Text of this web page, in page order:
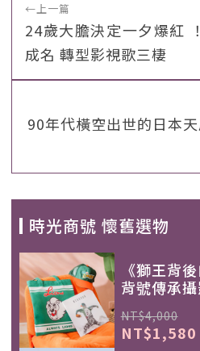
←上一篇
24歲大膽決定一夕爆紅
成名 轉型影視歌三棲
90年代橫空出世的日本
時光商號 懷舊選物
《獅王背
背號傳承
NT$4,000
NT$1,580